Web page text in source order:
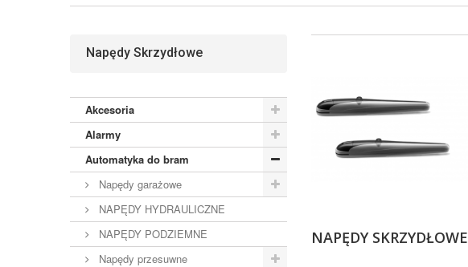
NAPĘDY SKRZYDŁOWE
Napędy Skrzydłowe
Akcesoria
Alarmy
Automatyka do bram
Napędy garażowe
NAPĘDY HYDRAULICZNE
NAPĘDY PODZIEMNE
Napędy przesuwne